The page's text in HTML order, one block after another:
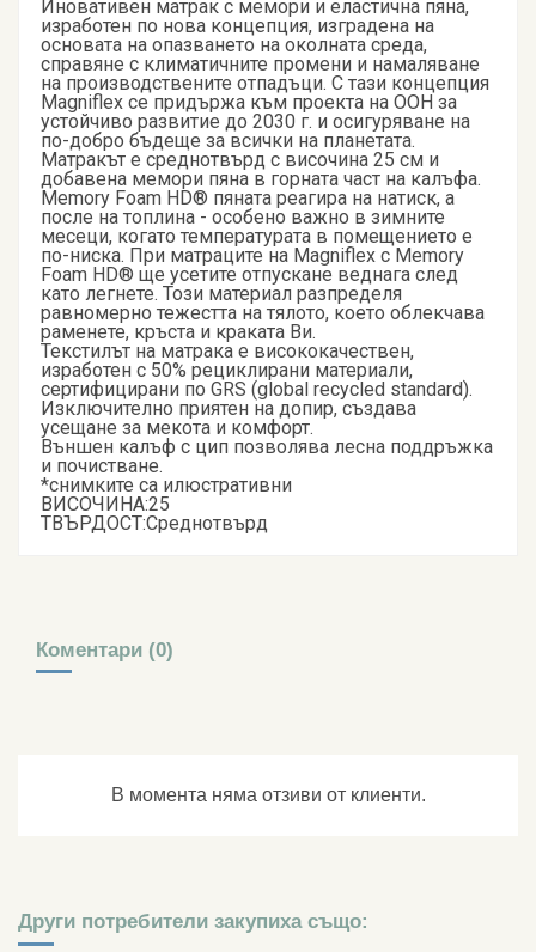
Иновативен матрак с мемори и еластична пяна,
изработен по нова концепция, изградена на
основата на опазването на околната среда,
справяне с климатичните промени и намаляване
на производствените отпадъци. С тази концепция
Magniflex се придържа към проекта на ООН за
устойчиво развитие до 2030 г. и осигуряване на
по-добро бъдеще за всички на планетата.
Матракът е среднотвърд с височина 25 см и
добавена мемори пяна в горната част на калъфа.
Memory Foam HD® пяната реагира на натиск, а
после на топлина - особено важно в зимните
месеци, когато температурата в помещението е
по-ниска. При матраците на Magniflex с Memory
Foam HD® ще усетите отпускане веднага след
като легнете. Този материал разпределя
равномерно тежестта на тялото, което облекчава
раменете, кръста и краката Ви.
Текстилът на матрака е висококачествен,
изработен с 50% рециклирани материали,
сертифицирани по GRS (global recycled standard).
Изключително приятен на допир, създава
усещане за мекота и комфорт.
Външен калъф с цип позволява лесна поддръжка
и почистване.
*снимките са илюстративни
ВИСОЧИНА:25
ТВЪРДОСТ:Среднотвърд
Коментари (0)
В момента няма отзиви от клиенти.
Други потребители закупиха също: